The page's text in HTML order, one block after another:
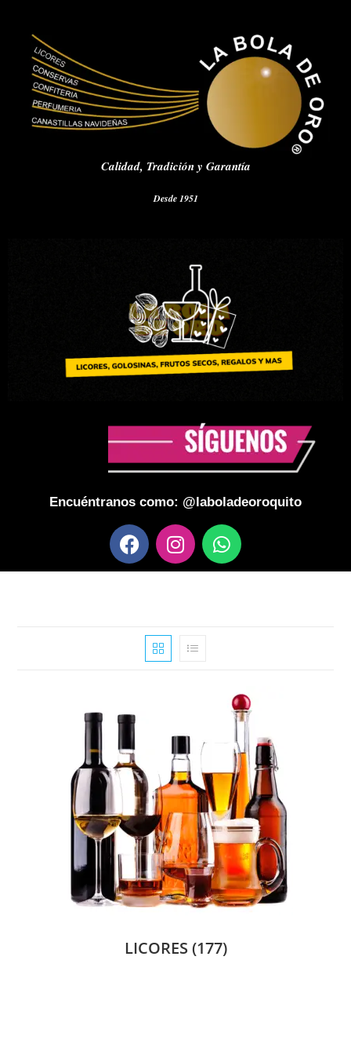
Calidad, Tradición y Garantía
Desde 1951
Encuéntranos como: @laboladeoroquito
LICORES (177)